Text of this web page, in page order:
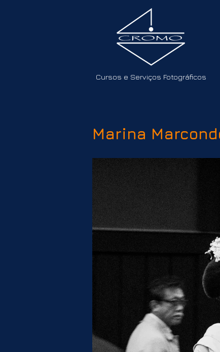
Cursos e Serviços Fotográficos
Marina